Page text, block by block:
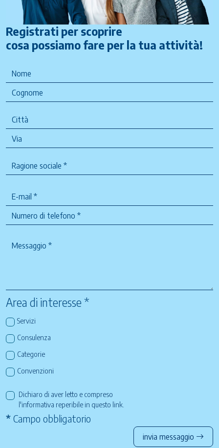
Registrati per scoprire
cosa possiamo fare per la tua attività!
Area di interesse *
Servizi
Consulenza
Categorie
Convenzioni
Dichiaro di aver letto e compreso
l'informativa reperibile in questo link
* Campo obbligatorio
invia messaggio